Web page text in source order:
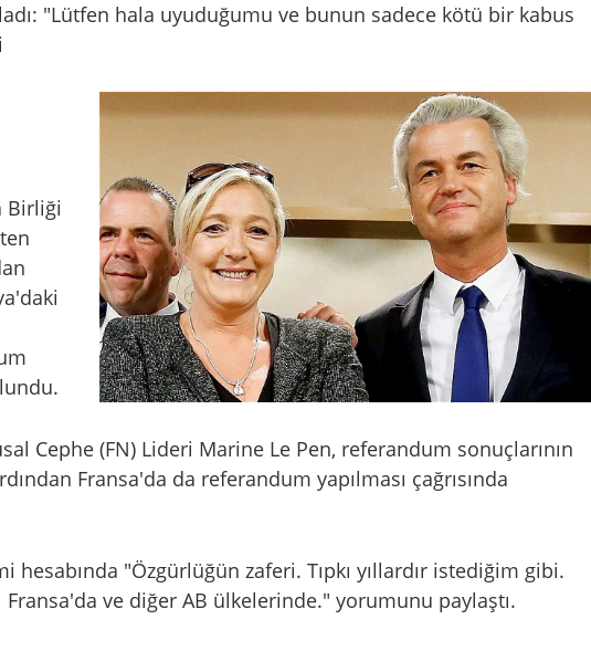
"Lütfen hala uyuduğumu ve bunun sadece kötü bir kabus
Birliği
Cephe (FN) Lideri Marine Le Pen, referandum sonuçlarının
Fransa'da da referandum yapılması çağrısında
hesabında "Özgürlüğün zaferi. Tıpkı yıllardır istediğim gibi.
Fransa'da ve diğer AB ülkelerinde." yorumunu paylaştı.